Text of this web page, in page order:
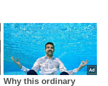
Why this ordinary